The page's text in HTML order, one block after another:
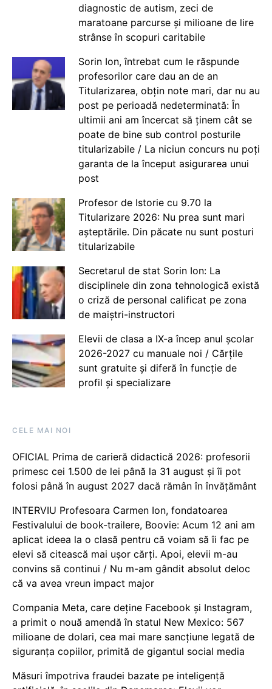
diagnostic de autism, zeci de
maratoane parcurse și milioane de lire
strânse în scopuri caritabile
Sorin Ion, întrebat cum le răspunde
profesorilor care dau an de an
Titularizarea, obțin note mari, dar nu au
post pe perioadă nedeterminată: În
ultimii ani am încercat să ținem cât se
poate de bine sub control posturile
titularizabile / La niciun concurs nu poți
garanta de la început asigurarea unui
post
Profesor de Istorie cu 9.70 la
Titularizare 2026: Nu prea sunt mari
așteptările. Din păcate nu sunt posturi
titularizabile
Secretarul de stat Sorin Ion: La
disciplinele din zona tehnologică există
o criză de personal calificat pe zona
de maiștri-instructori
Elevii de clasa a IX-a încep anul școlar
2026-2027 cu manuale noi / Cărțile
sunt gratuite și diferă în funcție de
profil și specializare
CELE MAI NOI
OFICIAL Prima de carieră didactică 2026: profesorii
primesc cei 1.500 de lei până la 31 august și îi pot
folosi până în august 2027 dacă rămân în învățământ
INTERVIU Profesoara Carmen Ion, fondatoarea
Festivalului de book-trailere, Boovie: Acum 12 ani am
aplicat ideea la o clasă pentru că voiam să îi fac pe
elevi să citească mai ușor cărți. Apoi, elevii m-au
convins să continui / Nu m-am gândit absolut deloc
că va avea vreun impact major
Compania Meta, care deține Facebook și Instagram,
a primit o nouă amendă în statul New Mexico: 567
milioane de dolari, cea mai mare sancțiune legată de
siguranța copiilor, primită de gigantul social media
Măsuri împotriva fraudei bazate pe inteligență